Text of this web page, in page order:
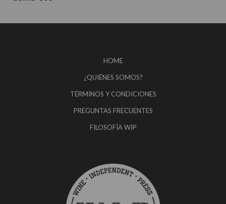
HOME
¿QUIÉNES SOMOS?
TÉRMINOS Y CONDICIONES
PREGUNTAS FRECUENTES
FILOSOFÍA WIP